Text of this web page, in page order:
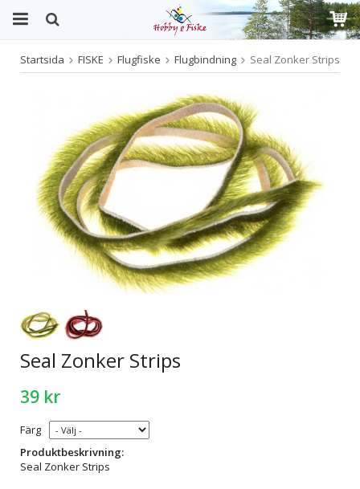
Produkten har blivit tillagd i varukorgen
Startsida FISKE Flugfiske Flugbindning Seal Zonker Strips
Seal Zonker Strips
39 kr
Färg
Produktbeskrivning:
Seal Zonker Strips